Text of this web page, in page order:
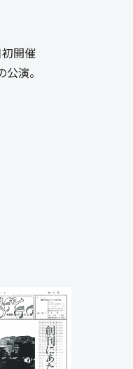
開催
演。